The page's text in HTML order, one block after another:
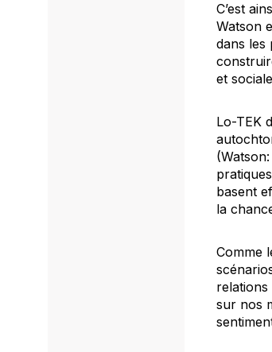
C’est
Watson
dans les
et
Lo-TEK
basent
la
Comme
relations
sur nos